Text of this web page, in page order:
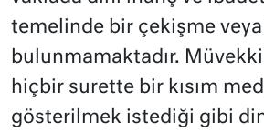
temelinde bir çekişme
bulunmamaktadır.
hiçbir surette bir kısım
gösterilmek istediği gibi